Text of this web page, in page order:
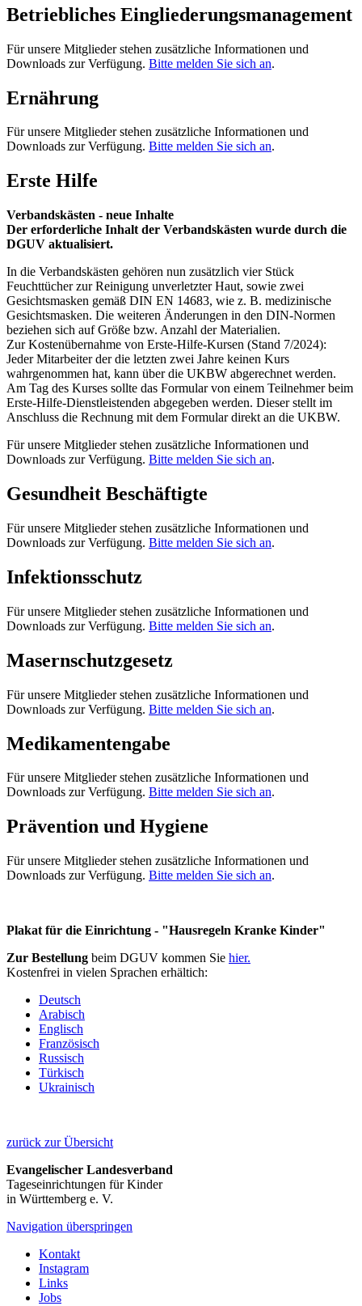
Betriebliches Eingliederungsmanagement
Für unsere Mitglieder stehen zusätzliche Informationen und
Downloads zur Verfügung. Bitte melden Sie sich an.
Ernährung
Für unsere Mitglieder stehen zusätzliche Informationen und
Downloads zur Verfügung. Bitte melden Sie sich an.
Erste Hilfe
Verbandskästen - neue Inhalte
Der erforderliche Inhalt der Verbandskästen wurde durch die
DGUV aktualisiert.
In die Verbandskästen gehören nun zusätzlich vier Stück
Feuchttücher zur Reinigung unverletzter Haut, sowie zwei
Gesichtsmasken gemäß DIN EN 14683, wie z. B. medizinische
Gesichtsmasken. Die weiteren Änderungen in den DIN-Normen
beziehen sich auf Größe bzw. Anzahl der Materialien.
Zur Kostenübernahme von Erste-Hilfe-Kursen (Stand 7/2024):
Jeder Mitarbeiter der die letzten zwei Jahre keinen Kurs
wahrgenommen hat, kann über die UKBW abgerechnet werden.
Am Tag des Kurses sollte das Formular von einem Teilnehmer beim
Erste-Hilfe-Dienstleistenden abgegeben werden. Dieser stellt im
Anschluss die Rechnung mit dem Formular direkt an die UKBW.
Für unsere Mitglieder stehen zusätzliche Informationen und
Downloads zur Verfügung. Bitte melden Sie sich an.
Gesundheit Beschäftigte
Für unsere Mitglieder stehen zusätzliche Informationen und
Downloads zur Verfügung. Bitte melden Sie sich an.
Infektionsschutz
Für unsere Mitglieder stehen zusätzliche Informationen und
Downloads zur Verfügung. Bitte melden Sie sich an.
Masernschutzgesetz
Für unsere Mitglieder stehen zusätzliche Informationen und
Downloads zur Verfügung. Bitte melden Sie sich an.
Medikamentengabe
Für unsere Mitglieder stehen zusätzliche Informationen und
Downloads zur Verfügung. Bitte melden Sie sich an.
Prävention und Hygiene
Für unsere Mitglieder stehen zusätzliche Informationen und
Downloads zur Verfügung. Bitte melden Sie sich an.
Plakat für die Einrichtung - "Hausregeln Kranke Kinder"
Zur Bestellung beim DGUV kommen Sie hier.
Kostenfrei in vielen Sprachen erhältich:
Deutsch
Arabisch
Englisch
Französisch
Russisch
Türkisch
Ukrainisch
zurück zur Übersicht
Evangelischer Landesverband
Tageseinrichtungen für Kinder
in Württemberg e. V.
Navigation überspringen
Kontakt
Instagram
Links
Jobs